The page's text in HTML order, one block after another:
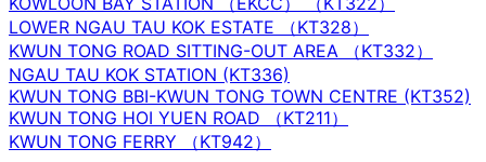
LOWER NGAU TAU KOK ESTATE （KT328）
KWUN TONG ROAD SITTING-OUT AREA （KT332）
NGAU TAU KOK STATION (KT336)
KWUN TONG BBI-KWUN TONG TOWN CENTRE (KT352)
KWUN TONG HOI YUEN ROAD （KT211）
KWUN TONG FERRY （KT942）